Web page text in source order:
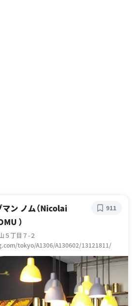
ン ノム（Nicolai
）
５丁目７-２
tokyo/A1306/A130602/13121811/
911